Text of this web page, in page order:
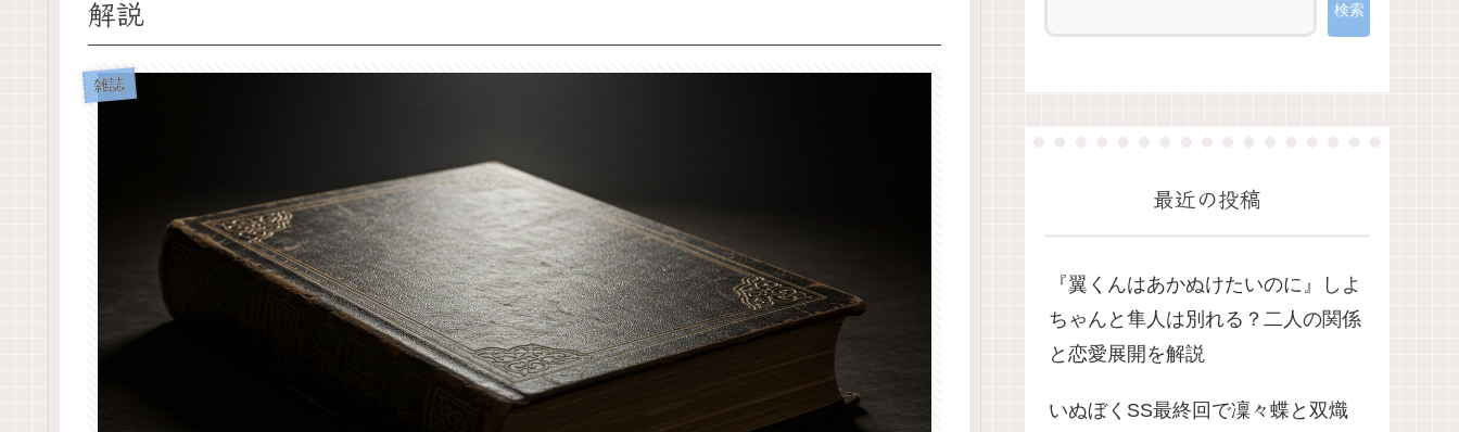
解説
雑誌
検索
最近の投稿
『翼くんはあかぬけたいのに』しよ
ちゃんと隼人は別れる？二人の関係
と恋愛展開を解説
いぬぼくSS最終回で凜々蝶と双熾